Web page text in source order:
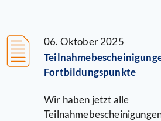
KISS-
freigeschaltet
06. Oktober 2025
Fortbildungspunkte
Wir haben jetzt alle